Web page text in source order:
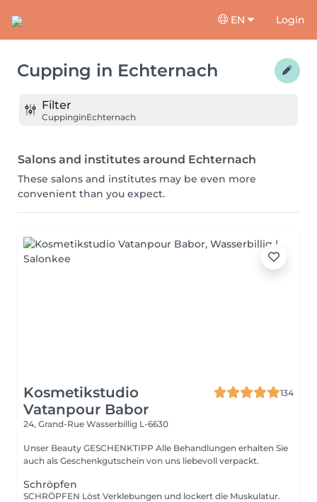
EN Login
Cupping in Echternach
Filter
CuppinginEchternach
Salons and institutes around Echternach
These salons and institutes may be even more
convenient than you expect.
Kosmetikstudio
Vatanpour Babor
134
24, Grand-Rue Wasserbillig L-6630
Unser Beauty GESCHENKTIPP Alle Behandlungen erhalten Sie
auch als Geschenkgutschein von uns liebevoll verpackt.
Schröpfen
SCHRÖPFEN Löst Verklebungen und lockert die Muskulatur.